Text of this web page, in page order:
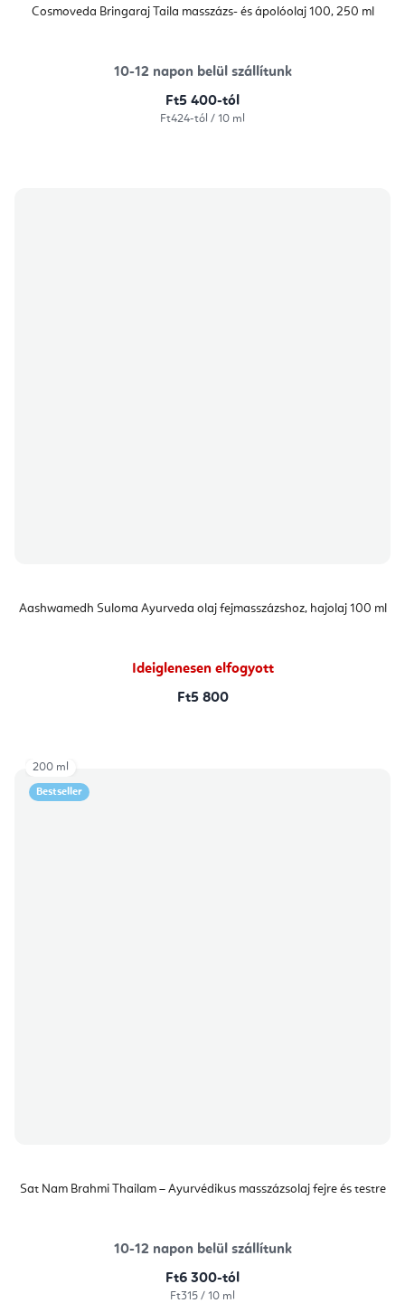
Cosmoveda Bringaraj Taila masszázs- és ápolóolaj 100, 250 ml
10-12 napon belül szállítunk
Ft5 400-tól
Egységár:
Ft424-tól / 10 ml
Aashwamedh Suloma Ayurveda olaj fejmasszázshoz, hajolaj 100 ml
Ideiglenesen elfogyott
Ft5 800
Bestseller
Sat Nam Brahmi Thailam – Ayurvédikus masszázsolaj fejre és testre
10-12 napon belül szállítunk
Ft6 300-tól
Egységár:
Ft315 / 10 ml
200 ml